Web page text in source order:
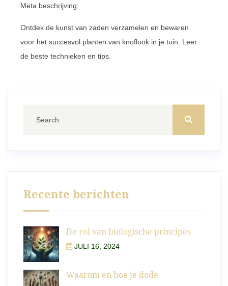
Meta beschrijving:
Ontdek de kunst van zaden verzamelen en bewaren
voor het succesvol planten van knoflook in je tuin. Leer
de beste technieken en tips.
Recente berichten
De rol van biologische principes
JULI 16, 2024
Waarom en hoe je dode